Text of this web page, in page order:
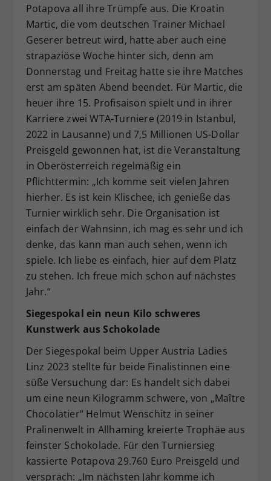
Potapova all ihre Trümpfe aus. Die Kroatin
Martic, die vom deutschen Trainer Michael
Geserer betreut wird, hatte aber auch eine
strapaziöse Woche hinter sich, denn am
Donnerstag und Freitag hatte sie ihre Matches
erst am späten Abend beendet. Für Martic, die
heuer ihre 15. Profisaison spielt und in ihrer
Karriere zwei WTA-Turniere (2019 in Istanbul,
2022 in Lausanne) und 7,5 Millionen US-Dollar
Preisgeld gewonnen hat, ist die Veranstaltung
in Oberösterreich regelmäßig ein
Pflichttermin: „Ich komme seit vielen Jahren
hierher. Es ist kein Klischee, ich genieße das
Turnier wirklich sehr. Die Organisation ist
einfach der Wahnsinn, ich mag es sehr und ich
denke, das kann man auch sehen, wenn ich
spiele. Ich liebe es einfach, hier auf dem Platz
zu stehen. Ich freue mich schon auf nächstes
Jahr.“
Siegespokal ein neun Kilo schweres
Kunstwerk aus Schokolade
Der Siegespokal beim Upper Austria Ladies
Linz 2023 stellte für beide Finalistinnen eine
süße Versuchung dar: Es handelt sich dabei
um eine neun Kilogramm schwere, von „Maître
Chocolatier“ Helmut Wenschitz in seiner
Pralinenwelt in Allhaming kreierte Trophäe aus
feinster Schokolade. Für den Turniersieg
kassierte Potapova 29.760 Euro Preisgeld und
versprach: „Im nächsten Jahr komme ich